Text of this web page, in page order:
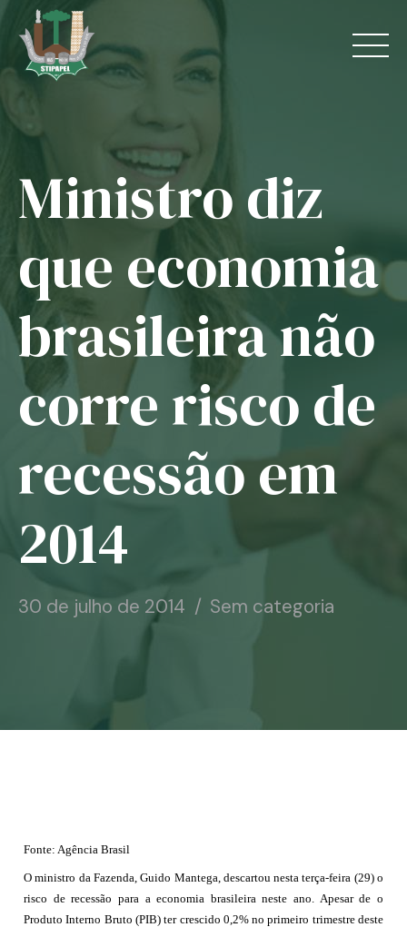
content
Home
Jurídico
Convênios
Notícias
Associe-se
Ministro diz
que economia
brasileira não
corre risco de
recessão em
2014
30 de julho de 2014 Sem categoria
Fonte: Agência Brasil
O ministro da Fazenda, Guido Mantega, descartou nesta terça-feira (29) o
risco de recessão para a economia brasileira neste ano. Apesar de o
Produto Interno Bruto (PIB) ter crescido 0,2% no primeiro trimestre deste